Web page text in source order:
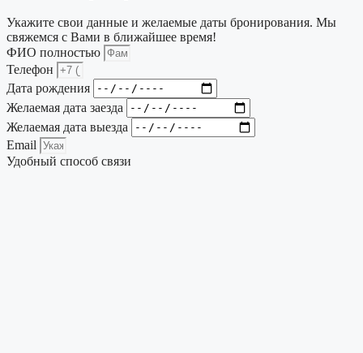
Укажите свои данные и желаемые даты бронирования. Мы
свяжемся с Вами в ближайшее время!
ФИО полностью
Телефон
Дата рождения
Желаемая дата заезда
Желаемая дата выезда
Email
Удобный способ связи